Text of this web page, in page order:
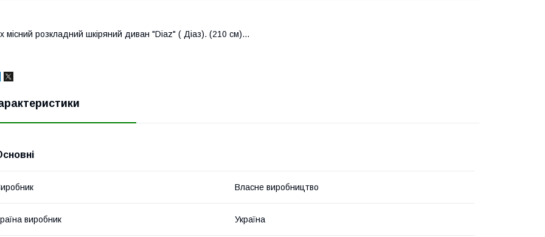
місний розкладний шкіряний диван "Diaz" ( Діаз). (210 см)...
Власне виробництво
виробник Україна